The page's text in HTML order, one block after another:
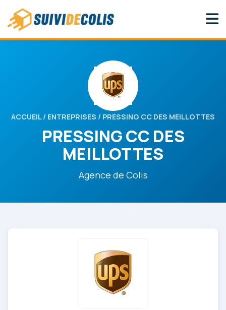
ACCUEIL/ ENTREPRISES / PRESSING CC DES MEILLOTTES
PRESSING CC DES
MEILLOTTES
Agence de Colis